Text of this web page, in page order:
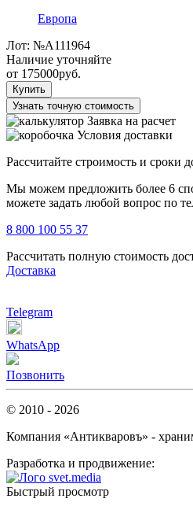
Европа
Лот: №А111964
Наличие уточняйте
от 175000руб.
Купить
Узнать точную стоимость
Заявка на расчет
Условия доставки
Рассчитайте строимость и сроки
Мы можем предложить более 6
можете задать любой вопрос по
8 800 100 55 37
Рассчитать полную стоимость
Доставка
Telegram
WhatsApp
Позвонить
© 2010 - 2026
Компания «Антикваровъ» -
Разработка и продвижение:
Быстрый просмотр